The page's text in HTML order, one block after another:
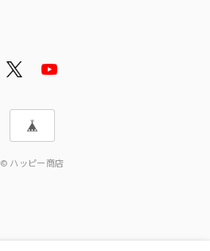
© ハッピー商店